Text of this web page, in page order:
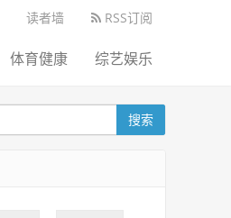
读者墙 RSS订阅
体育健康 综艺娱乐
搜索